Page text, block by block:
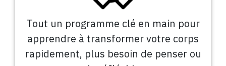
Tout un programme clé en main pour
apprendre à transformer votre corps
rapidement, plus besoin de penser ou